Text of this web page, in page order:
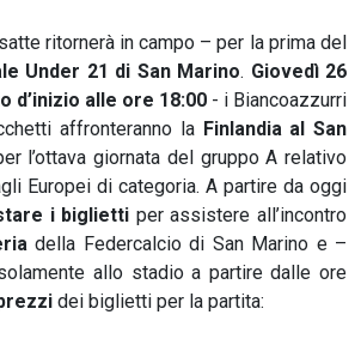
ritornerà in campo – per la prima del
Under 21 di San Marino. Giovedì 26
d’inizio alle ore 18:00 - i Biancoazzurri
affronteranno la Finlandia al San
l’ottava giornata del gruppo A relativo
Europei di categoria. A partire da oggi
i biglietti per assistere all’incontro
della Federcalcio di San Marino e –
allo stadio a partire dalle ore
dei biglietti per la partita: